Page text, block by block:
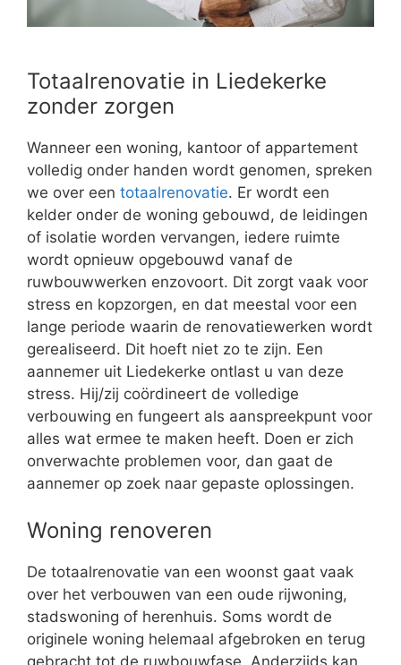
Totaalrenovatie in Liedekerke
zonder zorgen
Wanneer een woning, kantoor of appartement
volledig onder handen wordt genomen, spreken
we over een totaalrenovatie. Er wordt een
kelder onder de woning gebouwd, de leidingen
of isolatie worden vervangen, iedere ruimte
wordt opnieuw opgebouwd vanaf de
ruwbouwwerken enzovoort. Dit zorgt vaak voor
stress en kopzorgen, en dat meestal voor een
lange periode waarin de renovatiewerken wordt
gerealiseerd. Dit hoeft niet zo te zijn. Een
aannemer uit Liedekerke ontlast u van deze
stress. Hij/zij coördineert de volledige
verbouwing en fungeert als aanspreekpunt voor
alles wat ermee te maken heeft. Doen er zich
onverwachte problemen voor, dan gaat de
aannemer op zoek naar gepaste oplossingen.
Woning renoveren
De totaalrenovatie van een woonst gaat vaak
over het verbouwen van een oude rijwoning,
stadswoning of herenhuis. Soms wordt de
originele woning helemaal afgebroken en terug
gebracht tot de ruwbouwfase. Anderzijds kan